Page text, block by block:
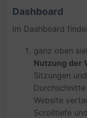
Dashboard
Im Dashboard
ganz oben
Nutzung der
Sitzungen
Website
Scrolltiefe